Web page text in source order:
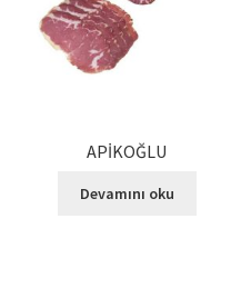
APİKOĞLU
Devamını oku